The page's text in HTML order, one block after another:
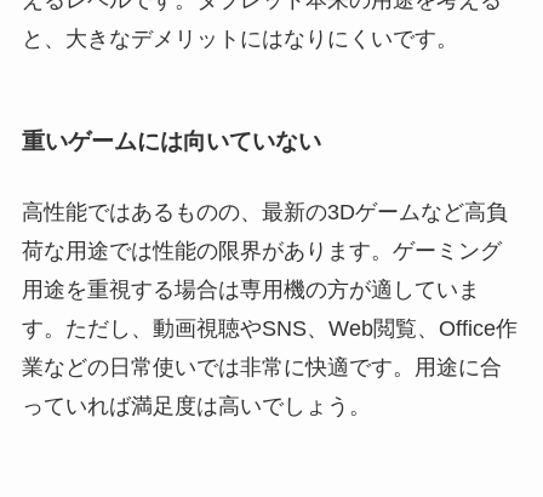
と、大きなデメリットにはなりにくいです。
重いゲームには向いていない
高性能ではあるものの、最新の3Dゲームなど高負
荷な用途では性能の限界があります。ゲーミング
用途を重視する場合は専用機の方が適していま
す。ただし、動画視聴やSNS、Web閲覧、Office作
業などの日常使いでは非常に快適です。用途に合
っていれば満足度は高いでしょう。